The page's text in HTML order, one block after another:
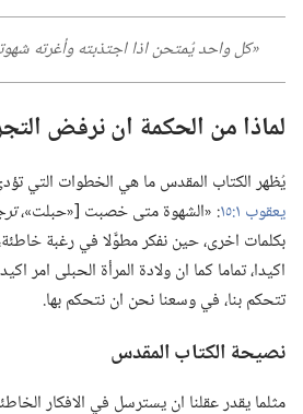
‏«كل واحد يُمتحن اذا اجتذبته وأغرته
لماذا من الحكمة ان نرفض
يُظهر الكتاب المقدس ما هي الخطوات التي
يعقوب ١:‏١٥
‏:‏ «الشهوة متى خصبت [«حبلت»،‏
بكلمات اخرى،‏ حين نفكر مطوَّلا في رغبة
اكيدا،‏ تماما كما ان ولادة المرأة الحبلى امر
تتحكم بنا،‏ في وسعنا نحن ان نتحكم بها.‏
نصيحة الكتاب المقدس
مثلما يقدر عقلنا ان يسترسل في الافكار